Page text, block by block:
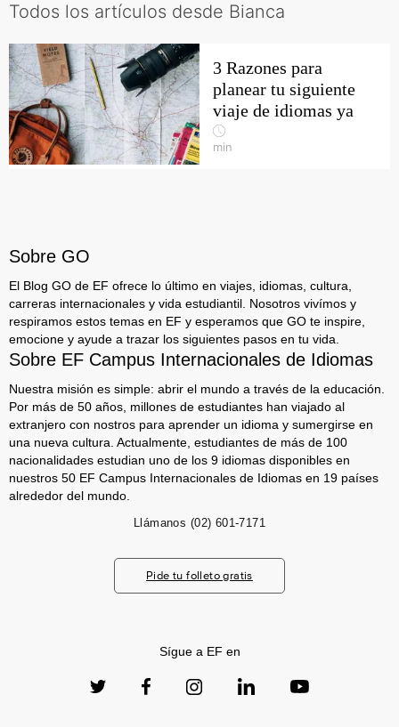
Todos los artículos desde Bianca
3 Razones para
planear tu siguiente
viaje de idiomas ya
min
Sobre GO
El Blog GO de EF ofrece lo último en viajes, idiomas, cultura,
carreras internacionales y vida estudiantil. Nosotros vivímos y
respiramos estos temas en EF y esperamos que GO te inspire,
emocione y ayude a trazar los siguientes pasos en tu vida.
Sobre EF Campus Internacionales de Idiomas
Nuestra misión es simple: abrir el mundo a través de la educación.
Por más de 50 años, millones de estudiantes han viajado al
extranjero con nostros para aprender un idioma y sumergirse en
una nueva cultura. Actualmente, estudiantes de más de 100
nacionalidades estudian uno de los 9 idiomas disponibles en
nuestros 50 EF Campus Internacionales de Idiomas en 19 países
alrededor del mundo.
Llámanos (02) 601-7171
Pide tu folleto gratis
Sígue a EF en